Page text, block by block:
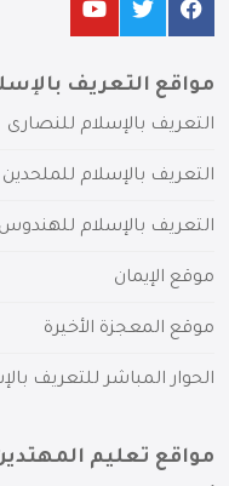
مواقع التعريف
التعريف بالإسلام للنصارى
التعريف بالإسلام للملحدين
التعريف بالإسلام للهندوس
موقع الإيمان
موقع المعجزة الأخيرة
الحوار المباشر للتعريف
مواقع تعليم